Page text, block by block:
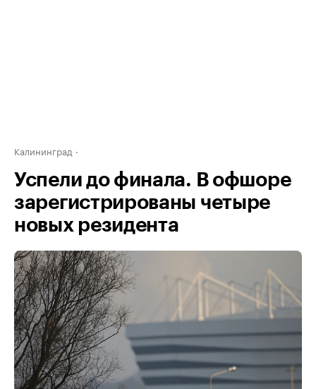
Калининград
Успели до финала. В офшоре
зарегистрированы четыре
новых резидента